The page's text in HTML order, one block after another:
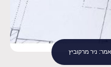
ניר מרקוביץ